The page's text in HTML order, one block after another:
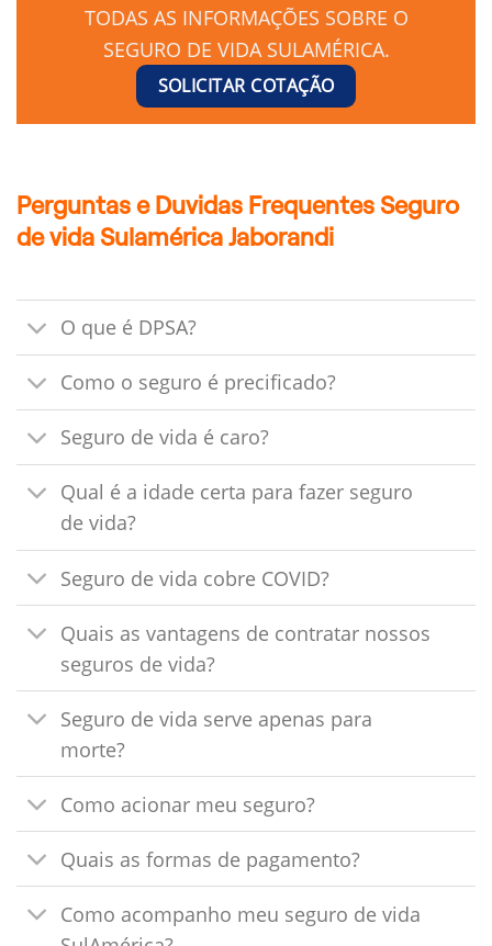
TODAS AS INFORMAÇÕES SOBRE O
SEGURO DE VIDA SULAMÉRICA.
SOLICITAR COTAÇÃO
Perguntas e Duvidas Frequentes Seguro
de vida Sulamérica Jaborandi
O que é DPSA?
Como o seguro é precificado?
Seguro de vida é caro?
Qual é a idade certa para fazer seguro
de vida?
Seguro de vida cobre COVID?
Quais as vantagens de contratar nossos
seguros de vida?
Seguro de vida serve apenas para
morte?
Como acionar meu seguro?
Quais as formas de pagamento?
Como acompanho meu seguro de vida